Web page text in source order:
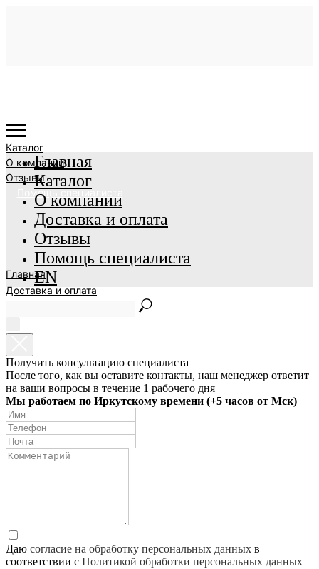
Каталог
О компании
Отзывы
Помощь специалиста
Главная
Доставка и оплата
Главная
Каталог
О компании
Доставка и оплата
Отзывы
Помощь специалиста
EN
Получить консультацию специалиста
После того, как вы оставите контакты, наш менеджер ответит
на ваши вопросы в течение 1 рабочего дня
Мы работаем по Иркутскому времени (+5 часов от Мск)
Даю согласие на обработку персональных данных в
соответствии с Политикой обработки персональных данных